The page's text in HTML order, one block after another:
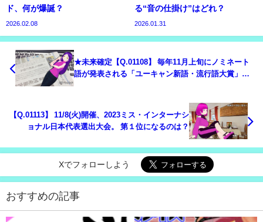
ド、何が爆誕？
2026.02.08
る“音の仕掛け”はどれ？
2026.01.31
★未来確定【Q.01108】 毎年11月上旬にノミネート
語が発表される「ユーキャン新語・流行語大賞」。
【Q.01113】 11/8(火)開催、2023ミス・インターナシ
ョナル日本代表選出大会。 第１位になるのは？
Xでフォローしよう
おすすめの記事